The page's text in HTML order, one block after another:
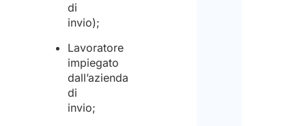
di
invio);
Lavoratore
impiegato
dall’azienda
di
invio;